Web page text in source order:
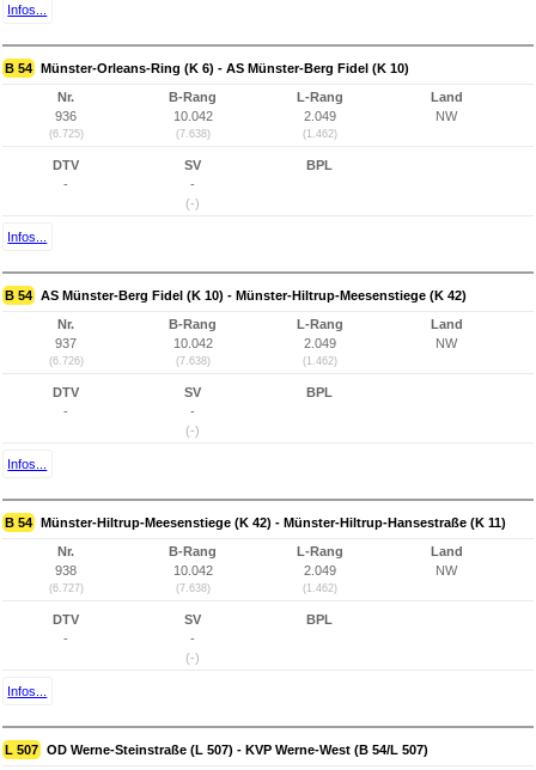
Infos...
B 54 Münster-Orleans-Ring (K 6) - AS Münster-Berg Fidel (K 10)
Nr.
936
(6.725)
B-Rang
10.042
(7.638)
L-Rang
2.049
(1.462)
Land
NW
DTV
-
SV
-
(-)
BPL
Infos...
B 54 AS Münster-Berg Fidel (K 10) - Münster-Hiltrup-Meesenstiege (K 42)
Nr.
937
(6.726)
B-Rang
10.042
(7.638)
L-Rang
2.049
(1.462)
Land
NW
DTV
-
SV
-
(-)
BPL
Infos...
B 54 Münster-Hiltrup-Meesenstiege (K 42) - Münster-Hiltrup-Hansestraße (K 11)
Nr.
938
(6.727)
B-Rang
10.042
(7.638)
L-Rang
2.049
(1.462)
Land
NW
DTV
-
SV
-
(-)
BPL
Infos...
L 507 OD Werne-Steinstraße (L 507) - KVP Werne-West (B 54/L 507)